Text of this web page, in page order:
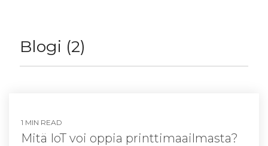
Blogi (2)
1 MIN READ
Mitä IoT voi oppia printtimaailmasta?